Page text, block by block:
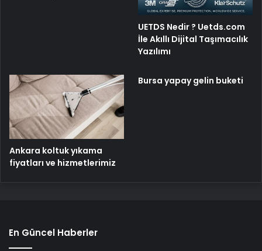
UETDS Nedir ? Uetds.com
İle Akıllı Dijital Taşımacılık
Yazılımı
Ankara koltuk yıkama
fiyatları ve hizmetlerimiz
Bursa yapay gelin buketi
En Güncel Haberler